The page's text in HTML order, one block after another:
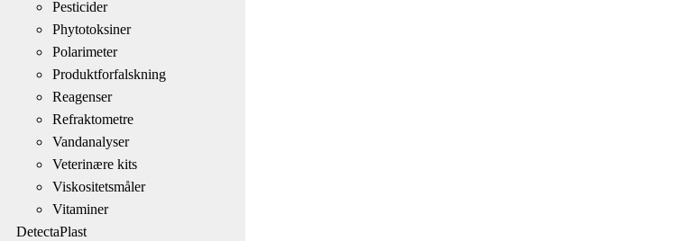
Pesticider
Phytotoksiner
Polarimeter
Produktforfalskning
Reagenser
Refraktometre
Vandanalyser
Veterinære kits
Viskositetsmåler
Vitaminer
DetectaPlast